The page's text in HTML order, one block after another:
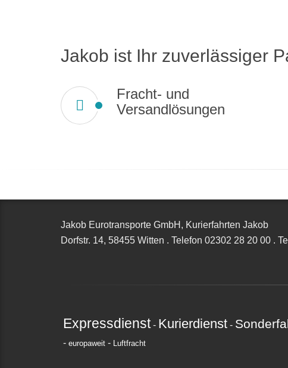
Jakob ist Ihr zuverlässiger
Fracht- und
Versandlösungen
Jakob Eurotransporte GmbH, Kurierfahrten Jakob
Dorfstr. 14, 58455 Witten . Telefon 02302 28 20 00 .
Expressdienst- Kurierdienst -
- europaweit - Luftfracht